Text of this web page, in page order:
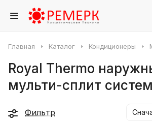
Главная Каталог Кондиционеры
Royal Thermo
мульти-сплит
Фильтр